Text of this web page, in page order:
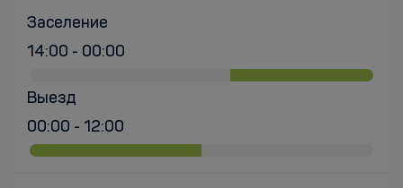
Заселение
14:00 - 00:00
Выезд
00:00 - 12:00